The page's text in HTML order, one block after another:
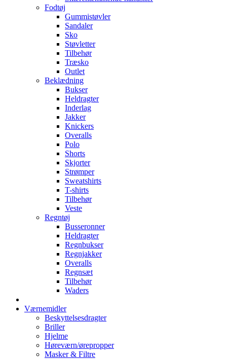
Fodtøj
Gummistøvler
Sandaler
Sko
Støvletter
Tilbehør
Træsko
Outlet
Beklædning
Bukser
Heldragter
Inderlag
Jakker
Knickers
Overalls
Polo
Shorts
Skjorter
Strømper
Sweatshirts
T-shirts
Tilbehør
Veste
Regntøj
Busseronner
Heldragter
Regnbukser
Regnjakker
Overalls
Regnsæt
Tilbehør
Waders
Værnemidler
Beskyttelsesdragter
Briller
Hjelme
Høreværn/ørepropper
Masker & Filtre